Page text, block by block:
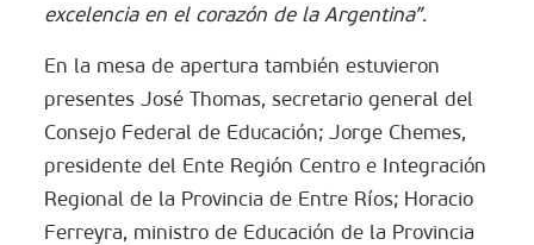
excelencia en el corazón de la Argentina”.
En la mesa de apertura también estuvieron
presentes José Thomas, secretario general del
Consejo Federal de Educación; Jorge Chemes,
presidente del Ente Región Centro e Integración
Regional de la Provincia de Entre Ríos; Horacio
Ferreyra, ministro de Educación de la Provincia